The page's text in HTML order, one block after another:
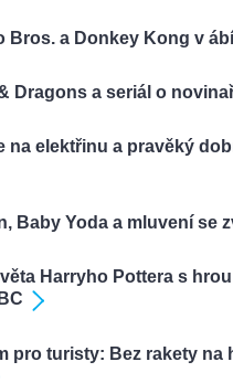
Bros. a Donkey Kong v
Dragons a seriál o
na elektřinu a pravěký
Baby Yoda a mluvení se
Harryho Pottera s
pro turisty: Bez rakety na